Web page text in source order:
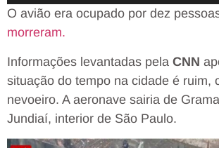
O avião era ocupado por dez
morreram.
Informações levantadas pela CNN
situação do tempo na cidade é ruim,
nevoeiro. A aeronave sairia de
Jundiaí, interior de São Paulo.